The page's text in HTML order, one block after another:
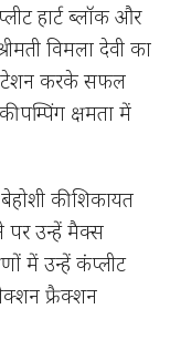
हार्ट ब्लॉक और
विमला देवी का
करके सफल
पम्पिंग क्षमता में
की शिकायत
पर उन्हें मैक्स
में उन्हें कंप्लीट
फ्रैक्शन